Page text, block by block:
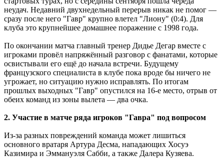
неудач. Недавний двухнедельный перерыв никак не помог —
сразу после него "Гавр" крупно влетел "Лиону" (0:4). Для
клуба это крупнейшее домашнее поражение с 1998 года.
По окончании матча главный тренер Дидье Дегар вместе с
игроками провёл напряжённый разговор с фанатами, которые
освистывали его ещё до начала встречи. Будущему
французского специалиста в клубе пока вроде бы ничего не
угрожает, но ситуацию нужно исправлять. По итогам
прошлых выходных "Гавр" опустился на 16-е место, отрыв от
обеих команд из зоны вылета — два очка.
2. Участие в матче ряда игроков "Гавра" под вопросом
Из-за разных повреждений команда может лишиться
основного вратаря Артура Десма, нападающих Хосуэ
Казимира и Эммануэля Сабби, а также Далера Кузяева.